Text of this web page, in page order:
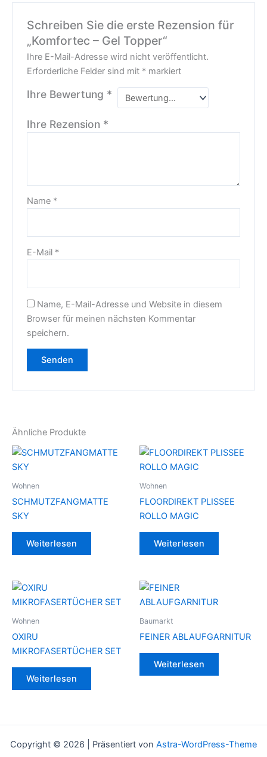
Schreiben Sie die erste Rezension für
„Komfortec – Gel Topper“
Ihre E-Mail-Adresse wird nicht veröffentlicht.
Erforderliche Felder sind mit * markiert
Ihre Bewertung *
Ihre Rezension *
Name *
E-Mail *
Name, E-Mail-Adresse und Website in diesem
Browser für meinen nächsten Kommentar
speichern.
Ähnliche Produkte
Wohnen
SCHMUTZFANGMATTE
SKY
Weiterlesen
Wohnen
FLOORDIREKT PLISSEE
ROLLO MAGIC
Weiterlesen
Wohnen
OXIRU
MIKROFASERTÜCHER SET
Weiterlesen
Baumarkt
FEINER ABLAUFGARNITUR
Weiterlesen
Copyright © 2026 | Präsentiert von Astra-WordPress-Theme